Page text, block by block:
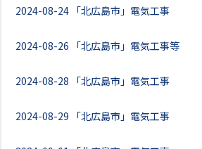
2024-08-24 「北広島市」電気工事
2024-08-26 「北広島市」電気工事等
2024-08-28 「北広島市」電気工事
2024-08-29 「北広島市」電気工事